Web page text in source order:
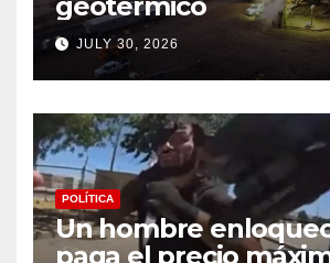
JULY 30, 2026
POLÍTICA
Un hombre
paga el precio